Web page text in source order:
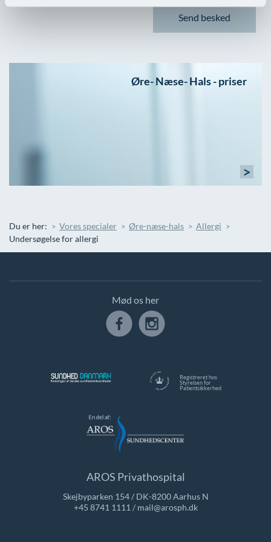
Øre- Næse- Hals - priser
>
Du er her: Vores specialer Øre-næse-hals
Allergi
Undersøgelse for allergi
Registreret hos
Styrelsen for
Patientsikkerhed
Mød os her
AROS Privathospital
Skejbyparken 154 / DK-8200 Aarhus N
+45 8741 1111 / mail@arosph.dk